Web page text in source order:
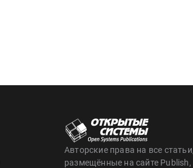
Авторские права на все статьи,
размещённые на сайте Publish,